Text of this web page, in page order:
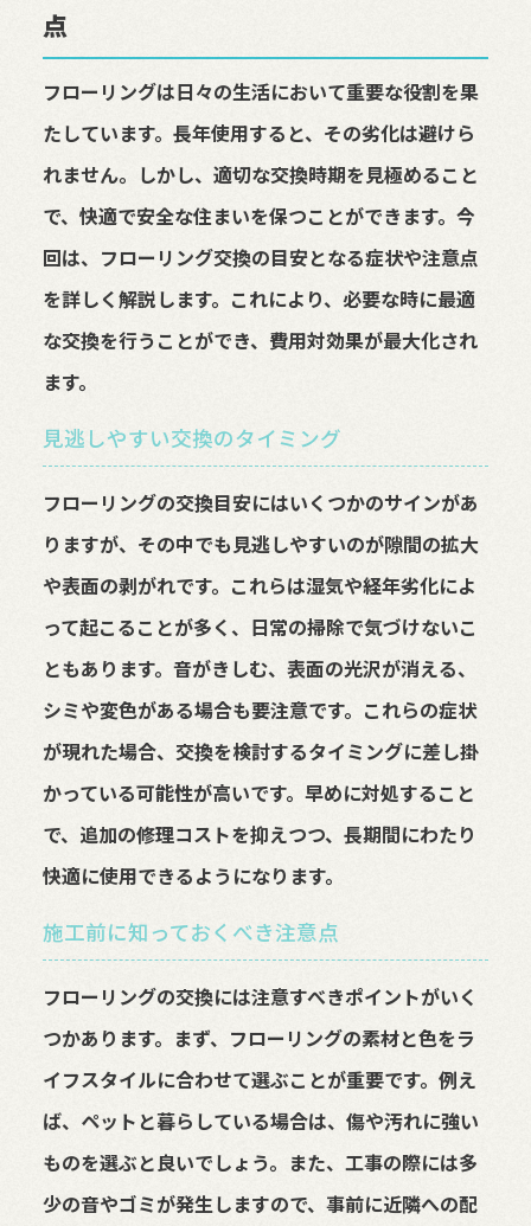
点
フローリングは日々の生活において重要な役割を果
たしています。長年使用すると、その劣化は避けら
れません。しかし、適切な交換時期を見極めること
で、快適で安全な住まいを保つことができます。今
回は、フローリング交換の目安となる症状や注意点
を詳しく解説します。これにより、必要な時に最適
な交換を行うことができ、費用対効果が最大化され
ます。
見逃しやすい交換のタイミング
フローリングの交換目安にはいくつかのサインがあ
りますが、その中でも見逃しやすいのが隙間の拡大
や表面の剥がれです。これらは湿気や経年劣化によ
って起こることが多く、日常の掃除で気づけないこ
ともあります。音がきしむ、表面の光沢が消える、
シミや変色がある場合も要注意です。これらの症状
が現れた場合、交換を検討するタイミングに差し掛
かっている可能性が高いです。早めに対処すること
で、追加の修理コストを抑えつつ、長期間にわたり
快適に使用できるようになります。
施工前に知っておくべき注意点
フローリングの交換には注意すべきポイントがいく
つかあります。まず、フローリングの素材と色をラ
イフスタイルに合わせて選ぶことが重要です。例え
ば、ペットと暮らしている場合は、傷や汚れに強い
ものを選ぶと良いでしょう。また、工事の際には多
少の音やゴミが発生しますので、事前に近隣への配